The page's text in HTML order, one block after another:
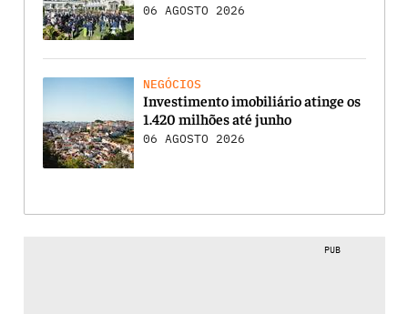
06 AGOSTO 2026
NEGÓCIOS
Investimento imobiliário atinge os
1.420 milhões até junho
06 AGOSTO 2026
PUB